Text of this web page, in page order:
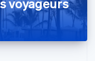
voyageurs